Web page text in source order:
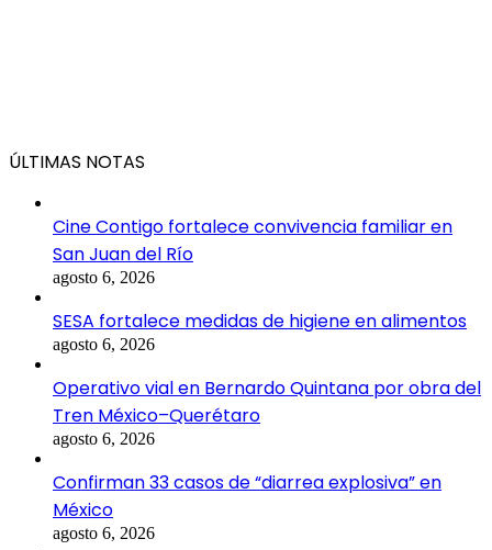
ÚLTIMAS NOTAS
Cine Contigo fortalece convivencia familiar en
San Juan del Río
agosto 6, 2026
SESA fortalece medidas de higiene en alimentos
agosto 6, 2026
Operativo vial en Bernardo Quintana por obra del
Tren México–Querétaro
agosto 6, 2026
Confirman 33 casos de “diarrea explosiva” en
México
agosto 6, 2026